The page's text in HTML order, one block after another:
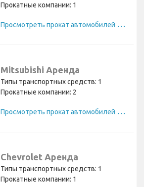
Прокатные компании: 1
П
росмотреть прокат автомобилей BMW
Mitsubishi Аренда
Типы транспортных средств: 1
Прокатные компании: 2
П
росмотреть прокат автомобилей Mitsubishi
Chevrolet Аренда
Типы транспортных средств: 1
Прокатные компании: 1